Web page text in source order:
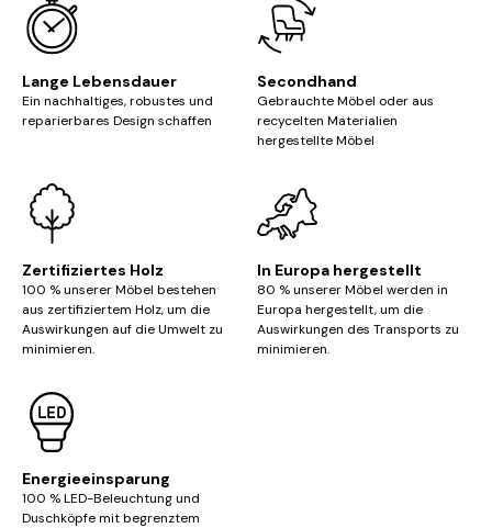
Lange Lebensdauer
Ein nachhaltiges, robustes und
reparierbares Design schaffen
Secondhand
Gebrauchte Möbel oder aus
recycelten Materialien
hergestellte Möbel
Zertifiziertes Holz
100 % unserer Möbel bestehen
aus zertifiziertem Holz, um die
Auswirkungen auf die Umwelt zu
minimieren.
In Europa hergestellt
80 % unserer Möbel werden in
Europa hergestellt, um die
Auswirkungen des Transports zu
minimieren.
Energieeinsparung
100 % LED-Beleuchtung und
Duschköpfe mit begrenztem